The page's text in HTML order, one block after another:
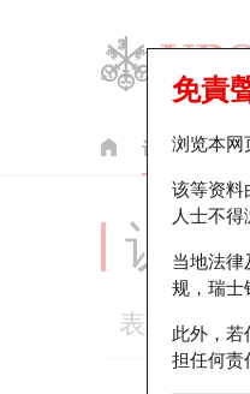
认股证 牛
免責
浏览本网
该等资料
人士不
当地法律
规，瑞士
此外，若
担任何责
认股
表现